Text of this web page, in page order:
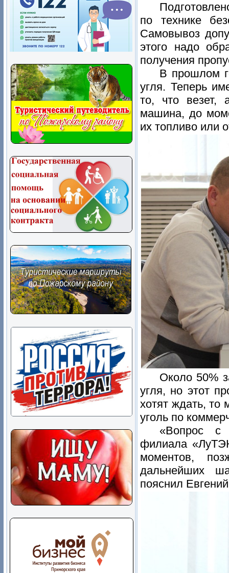
по технике
Самовывоз
этого надо
получения
В прошлом
угля. Теперь
то, что везет,
машина, до
их топливо или
Около 50%
угля, но этот
хотят ждать, то
уголь по
«Вопрос с
филиала
моментов,
дальнейших
пояснил